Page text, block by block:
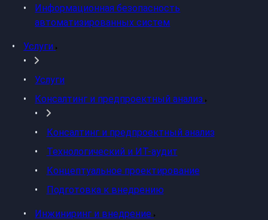
Информационная безопасность
автоматизированных систем
Услуги
Услуги
Консалтинг и предпроектный анализ
Консалтинг и предпроектный анализ
Технологический и ИТ-аудит
Концептуальное проектирование
Подготовка к внедрению
Инжиниринг и внедрение